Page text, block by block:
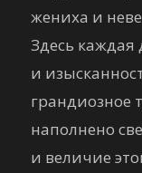
жениха и
Здесь
и
грандиозное
наполнено
и величие